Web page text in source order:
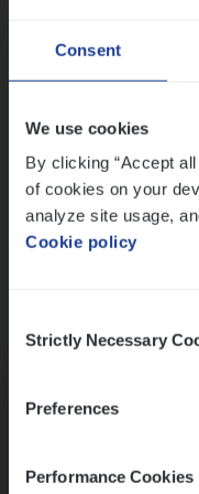
Consent
We use cookies
By clicking “Accept
of cookies on your
analyze site usage,
Cookie policy
Selection
Strictly Necessary
Preferences
Performance Cookies
Ons